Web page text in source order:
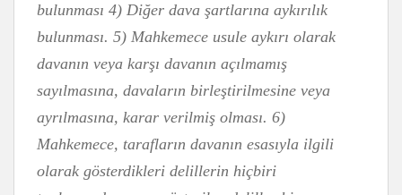
bulunması 4) Diğer dava şartlarına aykırılık
bulunması. 5) Mahkemece usule aykırı olarak
davanın veya karşı davanın açılmamış
sayılmasına, davaların birleştirilmesine veya
ayrılmasına, karar verilmiş olması. 6)
Mahkemece, tarafların davanın esasıyla ilgili
olarak gösterdikleri delillerin hiçbiri